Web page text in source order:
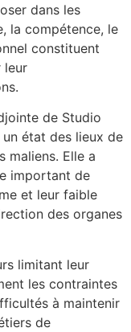
dans les
la compétence, le
constituent
leur
de Studio
un état des lieux de
maliens. Elle a
important de
et leur faible
des organes
limitant leur
les contraintes
à maintenir
de